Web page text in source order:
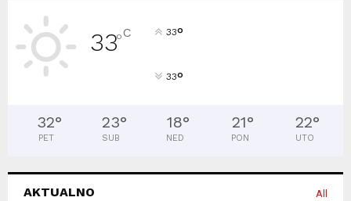
33°C 33°
33°
32°
PET
23°
SUB
18°
NED
21°
PON
22°
UTO
AKTUALNO All